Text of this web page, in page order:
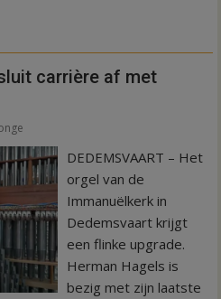
carrière af met
DEDEMSVAART – Het
orgel van de
Immanuëlkerk in
Dedemsvaart krijgt
een flinke upgrade.
Herman Hagels is
bezig met zijn laatste